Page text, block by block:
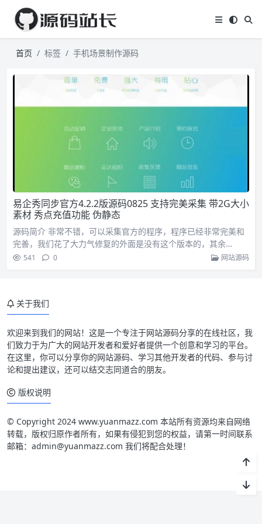
首页 标签 手机场景制作源码
易企秀同步官方4.2.2版源码0825 支持完美采集 带2G大小
素材 秀点充值功能 伪静态
源码简介 非常不错，可以采集官方的程序，程序已经非常完美和
完善，我们花了大力气修复的外面是没有这个版本的，其余…
541 0 网站源码
关于我们
欢迎来到我们的网站！这是一个专注于网站源码分享的在线社区，我
们致力于为广大的网站开发者和爱好者提供一个创意和学习的平台。
在这里，你可以分享你的网站源码、学习其他开发者的代码、参与讨
论和提出建议，还可以结交志同道合的朋友。
版权说明
© Copyright 2024 www.yuanmazz.com 本站所有资源均来自网络
转载，版权归原作者所有，如果有侵犯到您的权益，请第一时间联系
邮箱：admin@yuanmazz.com 我们将配合处理！